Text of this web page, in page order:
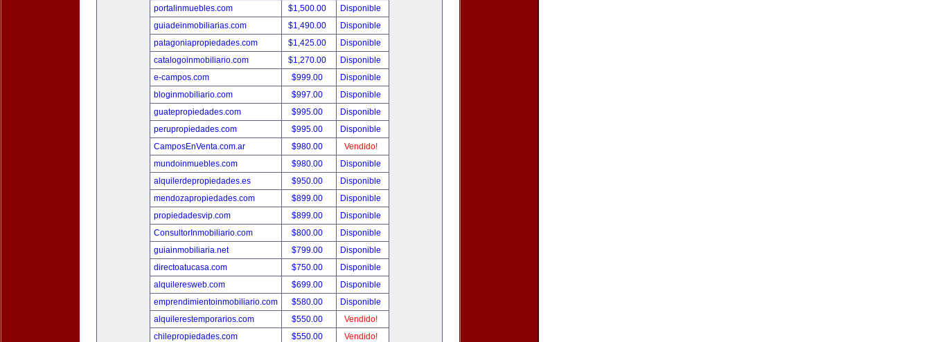
portalinmuebles.com
$1,500.00
Disponible
guiadeinmobiliarias.com
$1,490.00
Disponible
patagoniapropiedades.com
$1,425.00
Disponible
catalogoinmobiliario.com
$1,270.00
Disponible
e-campos.com
$999.00
Disponible
bloginmobiliario.com
$997.00
Disponible
guatepropiedades.com
$995.00
Disponible
perupropiedades.com
$995.00
Disponible
CamposEnVenta.com.ar
$980.00
Vendido!
mundoinmuebles.com
$980.00
Disponible
alquilerdepropiedades.es
$950.00
Disponible
mendozapropiedades.com
$899.00
Disponible
propiedadesvip.com
$899.00
Disponible
ConsultorInmobiliario.com
$800.00
Disponible
guiainmobiliaria.net
$799.00
Disponible
directoatucasa.com
$750.00
Disponible
alquileresweb.com
$699.00
Disponible
emprendimientoinmobiliario.com
$580.00
Disponible
alquilerestemporarios.com
$550.00
Vendido!
chilepropiedades.com
$550.00
Vendido!